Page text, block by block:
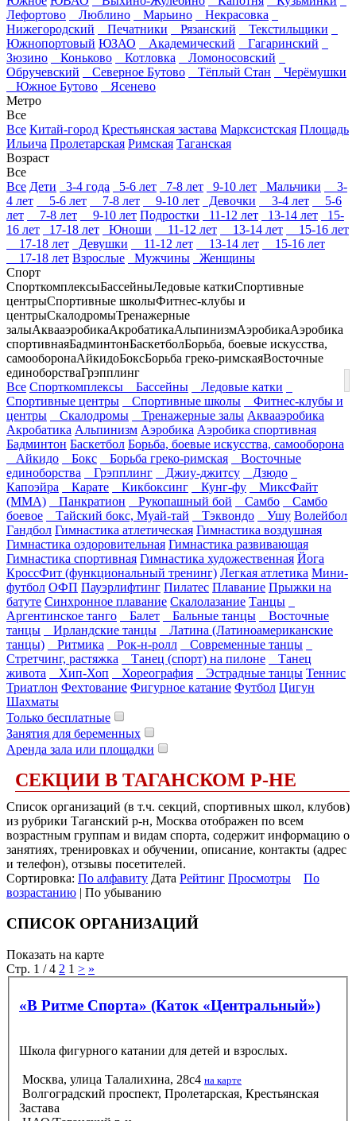
Лефортово
Люблино Марьино
Некрасовка
Нижегородский
Печатники Рязанский
Текстильщики
Южнопортовый ЮЗАО Академический
Гагаринский
Зюзино
Коньково Котловка
Ломоносовский
Обручевский
Северное Бутово Тёплый Стан
Черёмушки
Южное Бутово
Ясенево
Метро
Все
Все Китай-город Крестьянская застава Марксистская Площадь
Ильича Пролетарская Римская Таганская
Возраст
Все
Все Дети 3-4 года 5-6 лет 7-8 лет 9-10 лет Мальчики
3-
4 лет
5-6 лет 7-8 лет 9-10 лет Девочки 3-4 лет
5-6
лет
7-8 лет 9-10 лет Подростки 11-12 лет 13-14 лет
15-
16 лет
17-18 лет Юноши 11-12 лет 13-14 лет
15-16 лет
17-18 лет
Девушки 11-12 лет 13-14 лет
15-16 лет
17-18 лет Взрослые Мужчины
Женщины
Спорт
СпорткомплексыБассейныЛедовые каткиСпортивные
центрыСпортивные школыФитнес-клубы и
центрыСкалодромыТренажерные
залыАквааэробикаАкробатикаАльпинизмАэробикаАэробика
спортивнаяБадминтонБаскетболБорьба, боевые искусства,
самооборонаАйкидоБоксБорьба греко-римскаяВосточные
единоборстваГрэпплинг
Все Спорткомплексы Бассейны
Ледовые катки
Спортивные центры
Спортивные школы
Фитнес-клубы и
центры
Скалодромы Тренажерные залы Аквааэробика
Акробатика Альпинизм Аэробика Аэробика спортивная
Бадминтон Баскетбол Борьба, боевые искусства, самооборона
Айкидо
Бокс Борьба греко-римская
Восточные
единоборства
Грэпплинг Джиу-джитсу
Дзюдо
Капоэйра
Карате Кикбоксинг Кунг-фу
МиксФайт
(ММА)
Панкратион Рукопашный бой Самбо
Самбо
боевое
Тайский бокс, Муай-тай Тэквондо Ушу Волейбол
Гандбол Гимнастика атлетическая Гимнастика воздушная
Гимнастика оздоровительная Гимнастика развивающая
Гимнастика спортивная Гимнастика художественная Йога
КроссФит (функциональный тренинг) Легкая атлетика Мини-
футбол ОФП Пауэрлифтинг Пилатес Плавание Прыжки на
батуте Синхронное плавание Скалолазание Танцы
Аргентинское танго
Балет Бальные танцы
Восточные
танцы
Ирландские танцы
Латина (Латиноамериканские
танцы)
Ритмика Рок-н-ролл
Современные танцы
Стретчинг, растяжка
Танец (спорт) на пилоне
Танец
живота
Хип-Хоп Хореография Эстрадные танцы Теннис
Триатлон Фехтование Фигурное катание Футбол Цигун
Шахматы
Только бесплатные
Занятия для беременных
Аренда зала или площадки
СЕКЦИИ В ТАГАНСКОМ Р-НЕ
Список организаций (в т.ч. секций, спортивных школ, клубов)
из рубрики Таганский р-н, Москва отображен по всем
возрастным группам и видам спорта, содержит информацию о
занятиях, тренировках и обучении, описание, контакты (адрес
и телефон), отзывы посетителей.
Сортировка: По алфавиту Дата Рейтинг Просмотры
По
возрастанию | По убыванию
СПИСОК ОРГАНИЗАЦИЙ
Показать на карте
Стр. 1 / 4 2 1 > »
«В Ритме Спорта» (Каток «Центральный»)
Школа фигурного катании для детей и взрослых.
Москва, улица Талалихина, 28с4 на карте
Волгоградский проспект, Пролетарская, Крестьянская
Застава